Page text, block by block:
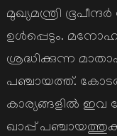
മുഖ്യമന്ത്രി
ഉൾപ്പെടും.
ശ്രദ്ധിക്കുന്ന
പഞ്ചായത്ത്.
കാര്യങ്ങളിൽ ഇവ
ഖാപ്പ്